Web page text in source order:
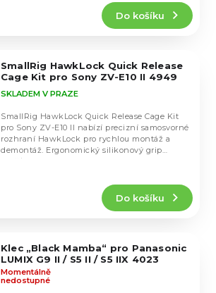
Do košíku
SmallRig HawkLock Quick Release
Cage Kit pro Sony ZV-E10 II 4949
SKLADEM V PRAZE
Do košíku
SmallRig HawkLock Quick Release Cage Kit
pro Sony ZV-E10 II nabízí precizní samosvorné
rozhraní HawkLock pro rychlou montáž a
demontáž. Ergonomický silikonový grip
zajišťuje...
Klec „Black Mamba“ pro Panasonic
LUMIX G9 II / S5 II / S5 IIX 4023
Momentálně
nedostupné